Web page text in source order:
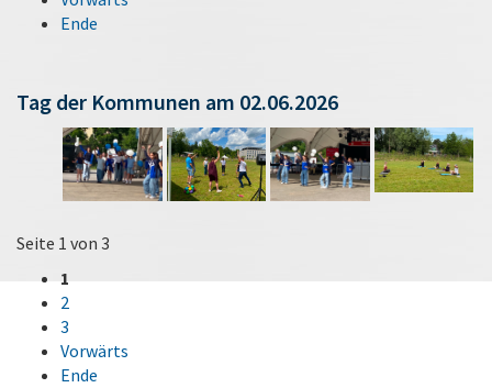
Ende
Tag der Kommunen am 02.06.2026
Seite 1 von 3
1
2
3
Vorwärts
Ende